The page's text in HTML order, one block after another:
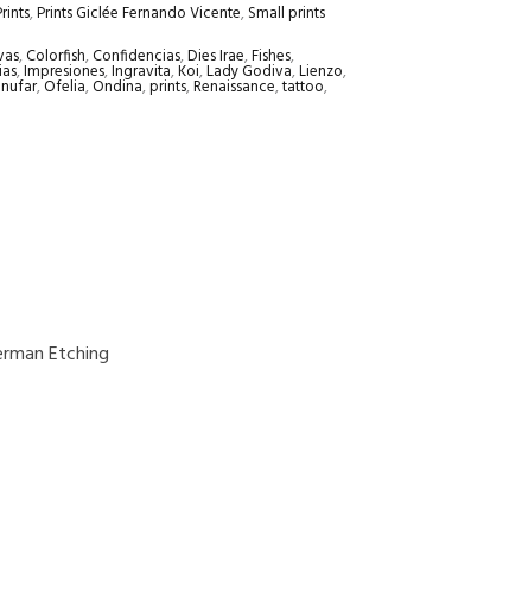
,Prints Giclée Fernando Vicente,Small prints
,Colorfish,Confidencias,Dies Irae,Fishes,
,Impresiones,Ingravita,Koi,Lady Godiva,Lienzo,
,Ofelia,Ondina,prints,Renaissance,tattoo,
Etching